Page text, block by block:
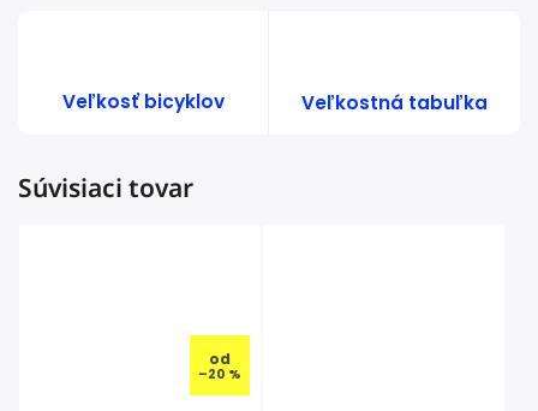
Veľkosť bicyklov Veľkostná tabuľka
Súvisiaci tovar
od
–20 %